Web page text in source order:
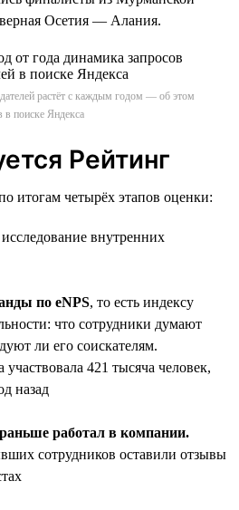
Осетия — Алания.
растёт с каждым годом — об этом
в поиске Яндекса
Рейтинг
итогам четырёх этапов оценки:
внутренних
по eNPS, то есть индексу
что сотрудники думают
ли его соискателям.
421 тысяча человек,
назад
работал в компании.
сотрудников оставили отзывы